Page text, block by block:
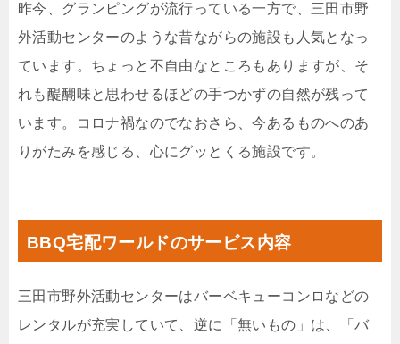
昨今、グランピングが流行っている一方で、三田市野
外活動センターのような昔ながらの施設も人気となっ
ています。ちょっと不自由なところもありますが、そ
れも醍醐味と思わせるほどの手つかずの自然が残って
います。コロナ禍なのでなおさら、今あるものへのあ
りがたみを感じる、心にグッとくる施設です。
BBQ宅配ワールドのサービス内容
三田市野外活動センターはバーベキューコンロなどの
レンタルが充実していて、逆に「無いもの」は、「バ